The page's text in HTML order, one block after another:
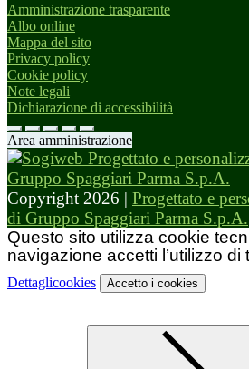
Amministrazione trasparente
Albo online
Mappa del sito
Privacy policy
Cookie policy
Note legali
Dichiarazione di accessibilità
Area amministrazione
Copyright 2026 | Progettato e
di Gruppo Spaggiari Parma S.p.A.
Questo sito utilizza cookie
navigazione accetti l’utilizzo di
Dettaglicookies Accetto i cookies